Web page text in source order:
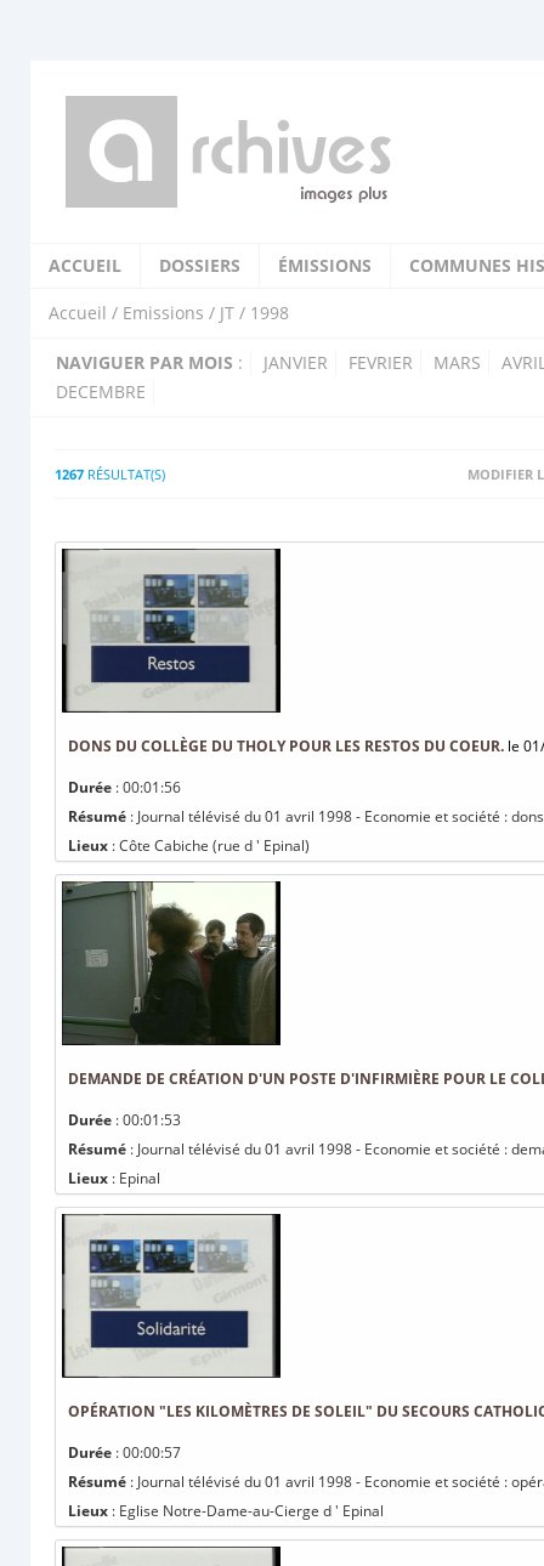
ACCUEIL DOSSIERS ÉMISSIONS COMMUNES
Accueil / Emissions / JT / 1998
NAVIGUER PAR MOIS : JANVIER FEVRIER MARS
DECEMBRE
1267 RÉSULTAT(S) MODIFIER
DONS DU COLLÈGE DU THOLY POUR LES RESTOS DU COEUR. le
Durée : 00:01:56
Résumé : Journal télévisé du 01 avril 1998 - Economie et société :
Lieux : Côte Cabiche (rue d ' Epinal)
DEMANDE DE CRÉATION D'UN POSTE D'INFIRMIÈRE POUR LE
Durée : 00:01:53
Résumé : Journal télévisé du 01 avril 1998 - Economie et société :
Lieux : Epinal
OPÉRATION "LES KILOMÈTRES DE SOLEIL" DU SECOURS
Durée : 00:00:57
Résumé : Journal télévisé du 01 avril 1998 - Economie et société :
Lieux : Eglise Notre-Dame-au-Cierge d ' Epinal